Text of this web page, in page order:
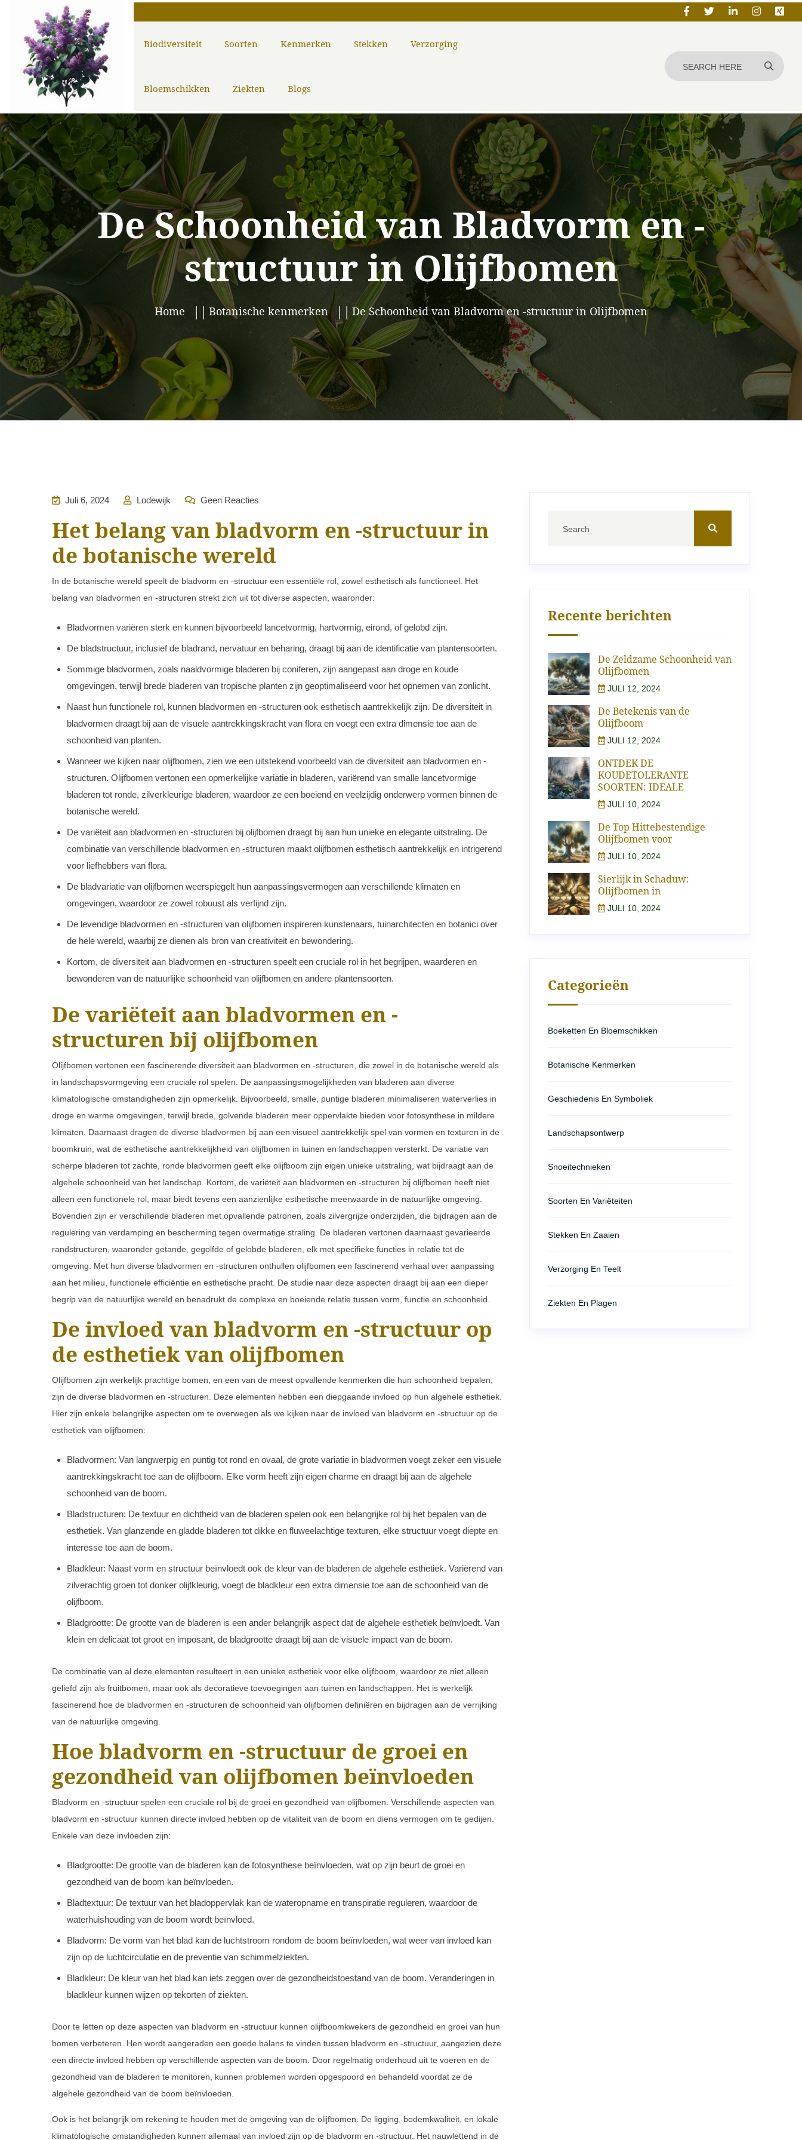
Biodiversiteit Soorten Kenmerken Stekken Verzorging
Bloemschikken Ziekten Blogs
De Schoonheid van Bladvorm en -
structuur in Olijfbomen
Home Botanische kenmerken De Schoonheid van Bladvorm en -structuur in Olijfbomen
Juli 6, 2024 Lodewijk Geen Reacties
Het belang van bladvorm en -structuur in
de botanische wereld
In de botanische wereld speelt de bladvorm en -structuur een essentiële rol, zowel esthetisch als functioneel. Het
belang van bladvormen en -structuren strekt zich uit tot diverse aspecten, waaronder:
Bladvormen variëren sterk en kunnen bijvoorbeeld lancetvormig, hartvormig, eirond, of gelobd zijn.
De bladstructuur, inclusief de bladrand, nervatuur en beharing, draagt bij aan de identificatie van plantensoorten.
Sommige bladvormen, zoals naaldvormige bladeren bij coniferen, zijn aangepast aan droge en koude
omgevingen, terwijl brede bladeren van tropische planten zijn geoptimaliseerd voor het opnemen van zonlicht.
Naast hun functionele rol, kunnen bladvormen en -structuren ook esthetisch aantrekkelijk zijn. De diversiteit in
bladvormen draagt bij aan de visuele aantrekkingskracht van flora en voegt een extra dimensie toe aan de
schoonheid van planten.
Wanneer we kijken naar olijfbomen, zien we een uitstekend voorbeeld van de diversiteit aan bladvormen en -
structuren. Olijfbomen vertonen een opmerkelijke variatie in bladeren, variërend van smalle lancetvormige
bladeren tot ronde, zilverkleurige bladeren, waardoor ze een boeiend en veelzijdig onderwerp vormen binnen de
botanische wereld.
De variëteit aan bladvormen en -structuren bij olijfbomen draagt bij aan hun unieke en elegante uitstraling. De
combinatie van verschillende bladvormen en -structuren maakt olijfbomen esthetisch aantrekkelijk en intrigerend
voor liefhebbers van flora.
De bladvariatie van olijfbomen weerspiegelt hun aanpassingsvermogen aan verschillende klimaten en
omgevingen, waardoor ze zowel robuust als verfijnd zijn.
De levendige bladvormen en -structuren van olijfbomen inspireren kunstenaars, tuinarchitecten en botanici over
de hele wereld, waarbij ze dienen als bron van creativiteit en bewondering.
Kortom, de diversiteit aan bladvormen en -structuren speelt een cruciale rol in het begrijpen, waarderen en
bewonderen van de natuurlijke schoonheid van olijfbomen en andere plantensoorten.
De variëteit aan bladvormen en -
structuren bij olijfbomen
Olijfbomen vertonen een fascinerende diversiteit aan bladvormen en -structuren, die zowel in de botanische wereld als
in landschapsvormgeving een cruciale rol spelen. De aanpassingsmogelijkheden van bladeren aan diverse
klimatologische omstandigheden zijn opmerkelijk. Bijvoorbeeld, smalle, puntige bladeren minimaliseren waterverlies in
droge en warme omgevingen, terwijl brede, golvende bladeren meer oppervlakte bieden voor fotosynthese in mildere
klimaten. Daarnaast dragen de diverse bladvormen bij aan een visueel aantrekkelijk spel van vormen en texturen in de
boomkruin, wat de esthetische aantrekkelijkheid van olijfbomen in tuinen en landschappen versterkt. De variatie van
scherpe bladeren tot zachte, ronde bladvormen geeft elke olijfboom zijn eigen unieke uitstraling, wat bijdraagt aan de
algehele schoonheid van het landschap. Kortom, de variëteit aan bladvormen en -structuren bij olijfbomen heeft niet
alleen een functionele rol, maar biedt tevens een aanzienlijke esthetische meerwaarde in de natuurlijke omgeving.
Bovendien zijn er verschillende bladeren met opvallende patronen, zoals zilvergrijze onderzijden, die bijdragen aan de
regulering van verdamping en bescherming tegen overmatige straling. De bladeren vertonen daarnaast gevarieerde
randstructuren, waaronder getande, gegolfde of gelobde bladeren, elk met specifieke functies in relatie tot de
omgeving. Met hun diverse bladvormen en -structuren onthullen olijfbomen een fascinerend verhaal over aanpassing
aan het milieu, functionele efficiëntie en esthetische pracht. De studie naar deze aspecten draagt bij aan een dieper
begrip van de natuurlijke wereld en benadrukt de complexe en boeiende relatie tussen vorm, functie en schoonheid.
De invloed van bladvorm en -structuur op
de esthetiek van olijfbomen
Olijfbomen zijn werkelijk prachtige bomen, en een van de meest opvallende kenmerken die hun schoonheid bepalen,
zijn de diverse bladvormen en -structuren. Deze elementen hebben een diepgaande invloed op hun algehele esthetiek.
Hier zijn enkele belangrijke aspecten om te overwegen als we kijken naar de invloed van bladvorm en -structuur op de
esthetiek van olijfbomen:
Bladvormen: Van langwerpig en puntig tot rond en ovaal, de grote variatie in bladvormen voegt zeker een visuele
aantrekkingskracht toe aan de olijfboom. Elke vorm heeft zijn eigen charme en draagt bij aan de algehele
schoonheid van de boom.
Bladstructuren: De textuur en dichtheid van de bladeren spelen ook een belangrijke rol bij het bepalen van de
esthetiek. Van glanzende en gladde bladeren tot dikke en fluweelachtige texturen, elke structuur voegt diepte en
interesse toe aan de boom.
Bladkleur: Naast vorm en structuur beïnvloedt ook de kleur van de bladeren de algehele esthetiek. Variërend van
zilverachtig groen tot donker olijfkleurig, voegt de bladkleur een extra dimensie toe aan de schoonheid van de
olijfboom.
Bladgrootte: De grootte van de bladeren is een ander belangrijk aspect dat de algehele esthetiek beïnvloedt. Van
klein en delicaat tot groot en imposant, de bladgrootte draagt bij aan de visuele impact van de boom.
De combinatie van al deze elementen resulteert in een unieke esthetiek voor elke olijfboom, waardoor ze niet alleen
geliefd zijn als fruitbomen, maar ook als decoratieve toevoegingen aan tuinen en landschappen. Het is werkelijk
fascinerend hoe de bladvormen en -structuren de schoonheid van olijfbomen definiëren en bijdragen aan de verrijking
van de natuurlijke omgeving.
Hoe bladvorm en -structuur de groei en
gezondheid van olijfbomen beïnvloeden
Bladvorm en -structuur spelen een cruciale rol bij de groei en gezondheid van olijfbomen. Verschillende aspecten van
bladvorm en -structuur kunnen directe invloed hebben op de vitaliteit van de boom en diens vermogen om te gedijen.
Enkele van deze invloeden zijn:
Bladgrootte: De grootte van de bladeren kan de fotosynthese beïnvloeden, wat op zijn beurt de groei en
gezondheid van de boom kan beïnvloeden.
Bladtextuur: De textuur van het bladoppervlak kan de wateropname en transpiratie reguleren, waardoor de
waterhuishouding van de boom wordt beïnvloed.
Bladvorm: De vorm van het blad kan de luchtstroom rondom de boom beïnvloeden, wat weer van invloed kan
zijn op de luchtcirculatie en de preventie van schimmelziekten.
Bladkleur: De kleur van het blad kan iets zeggen over de gezondheidstoestand van de boom. Veranderingen in
bladkleur kunnen wijzen op tekorten of ziekten.
Door te letten op deze aspecten van bladvorm en -structuur kunnen olijfboomkwekers de gezondheid en groei van hun
bomen verbeteren. Hen wordt aangeraden een goede balans te vinden tussen bladvorm en -structuur, aangezien deze
een directe invloed hebben op verschillende aspecten van de boom. Door regelmatig onderhoud uit te voeren en de
gezondheid van de bladeren te monitoren, kunnen problemen worden opgespoord en behandeld voordat ze de
algehele gezondheid van de boom beïnvloeden.
Ook is het belangrijk om rekening te houden met de omgeving van de olijfbomen. De ligging, bodemkwaliteit, en lokale
klimatologische omstandigheden kunnen allemaal van invloed zijn op de bladvorm en -structuur. Het nauwlettend in de
Recente berichten
De Zeldzame Schoonheid van
Olijfbomen
JULI 12, 2024
De Betekenis van de
Olijfboom
JULI 12, 2024
ONTDEK DE
KOUDETOLERANTE
SOORTEN: IDEALE
JULI 10, 2024
De Top Hittebestendige
Olijfbomen voor
JULI 10, 2024
Sierlijk in Schaduw:
Olijfbomen in
JULI 10, 2024
Categorieën
Boeketten En Bloemschikken
Botanische Kenmerken
Geschiedenis En Symboliek
Landschapsontwerp
Snoeitechnieken
Soorten En Variëteiten
Stekken En Zaaien
Verzorging En Teelt
Ziekten En Plagen